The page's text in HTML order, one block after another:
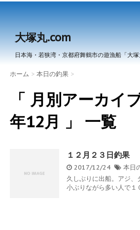
大塚丸.com
日本海・若狭湾・京都府舞鶴市の遊漁船「大塚
ホーム > 本日の釣果 >
「 月別アーカイ
年12月 」 一覧
１２月２３日釣果
2017/12/24
本日
久しぶりに出船。アジ
小ぶりながら多い人で１